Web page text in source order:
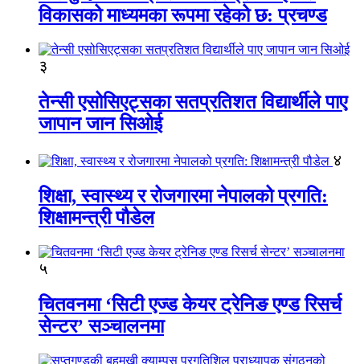
विकासको माध्यमका रूपमा रहेको छ: प्रचण्ड
३
तेन्सी एसोसिएट्सका सतप्रतिशत विद्यार्थीले पाए
जापान जान सिओई
४
शिक्षा, स्वास्थ्य र रोजगारमा नेपालको प्रगति:
शिक्षामन्त्री पौडेल
५
चितवनमा ‘सिटी एज्ड केयर ट्रेनिङ एण्ड रिसर्च
सेन्टर’ सञ्चालनमा